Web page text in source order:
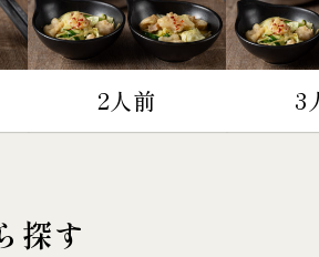
2人前 3
探す